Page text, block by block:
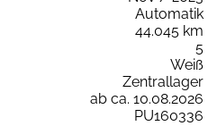
Automatik
44.045 km
5
Weiß
Zentrallager
ab ca. 10.08.2026
PU160336